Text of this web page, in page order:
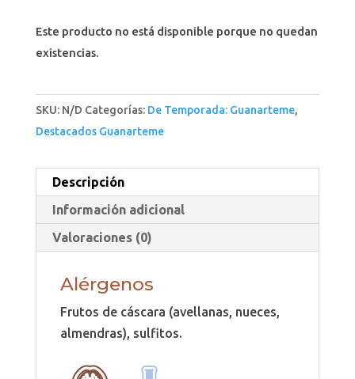
Este producto no está disponible porque no quedan
existencias.
SKU: N/D Categorías: De Temporada: Guanarteme,
Destacados Guanarteme
Descripción
Información adicional
Valoraciones (0)
Alérgenos
Frutos de cáscara (avellanas, nueces,
almendras), sulfitos.